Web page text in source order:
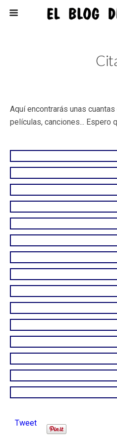
Aquí encontrarás unas
películas, canciones... Espero
Tweet